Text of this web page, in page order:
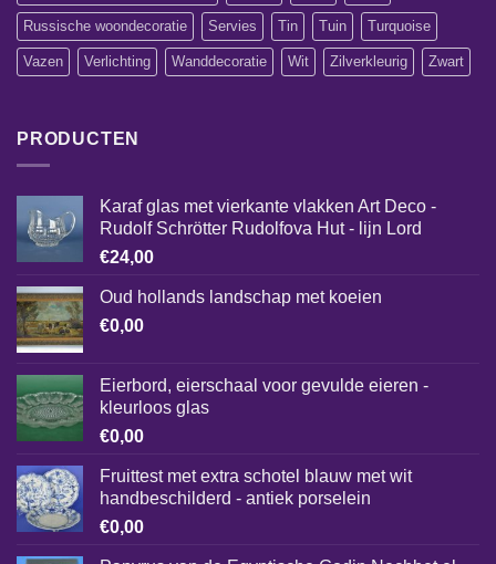
Russische woondecoratie Servies Tin Tuin Turquoise
Vazen Verlichting Wanddecoratie Wit Zilverkleurig Zwart
PRODUCTEN
Karaf glas met vierkante vlakken Art Deco -
Rudolf Schrötter Rudolfova Hut - lijn Lord
€24,00
Oud hollands landschap met koeien
€0,00
Eierbord, eierschaal voor gevulde eieren -
kleurloos glas
€0,00
Fruittest met extra schotel blauw met wit
handbeschilderd - antiek porselein
€0,00